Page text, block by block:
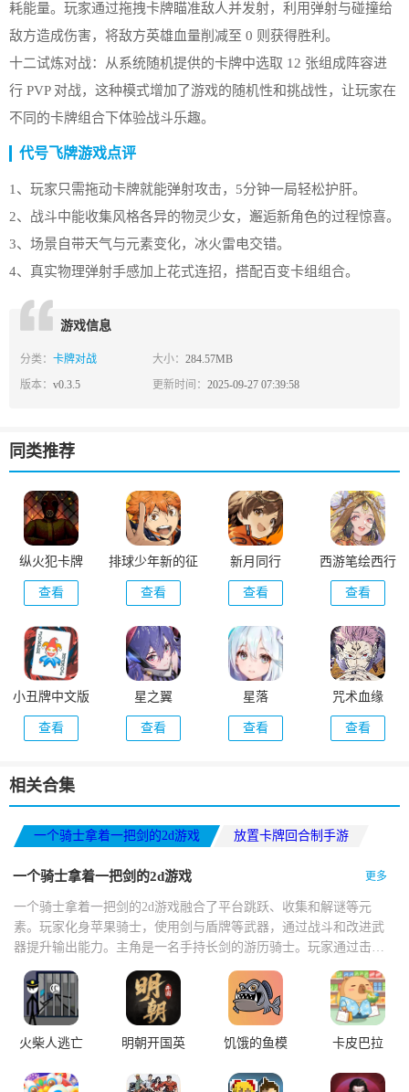
耗能量。玩家通过拖拽卡牌瞄准敌人并发射，利用弹射与碰撞给
敌方造成伤害，将敌方英雄血量削减至 0 则获得胜利。
十二试炼对战：从系统随机提供的卡牌中选取 12 张组成阵容进
行 PVP 对战，这种模式增加了游戏的随机性和挑战性，让玩家在
不同的卡牌组合下体验战斗乐趣。
代号飞牌游戏点评
1、玩家只需拖动卡牌就能弹射攻击，5分钟一局轻松护肝。
2、战斗中能收集风格各异的物灵少女，邂逅新角色的过程惊喜。
3、场景自带天气与元素变化，冰火雷电交错。
4、真实物理弹射手感加上花式连招，搭配百变卡组组合。
游戏信息
分类： 卡牌对战 大小：284.57MB
版本： v0.3.5 更新时间：2025-09-27 07:39:58
同类推荐
纵火犯卡牌
查看
排球少年新的征
程
查看
新月同行
查看
西游笔绘西行
查看
小丑牌中文版
查看
星之翼
查看
星落
查看
咒术血缘
查看
相关合集
一个骑士拿着一把剑的2d游戏
放置卡牌回合制手游
一个骑士拿着一把剑的2d游戏 更多
一个骑士拿着一把剑的2d游戏融合了平台跳跃、收集和解谜等元
素。玩家化身苹果骑士，使用剑与盾牌等武器，通过战斗和改进武
器提升输出能力。主角是一名手持长剑的游历骑士。玩家通过击败
怪物积累资源强化宝剑，使剑的长度不断延伸，最长可贯穿整屏场
景，配合精准的横版跳跃与斩击判定，带来高爽感的战斗体验。
火柴人逃亡
明朝开国英
饥饿的鱼模
卡皮巴拉